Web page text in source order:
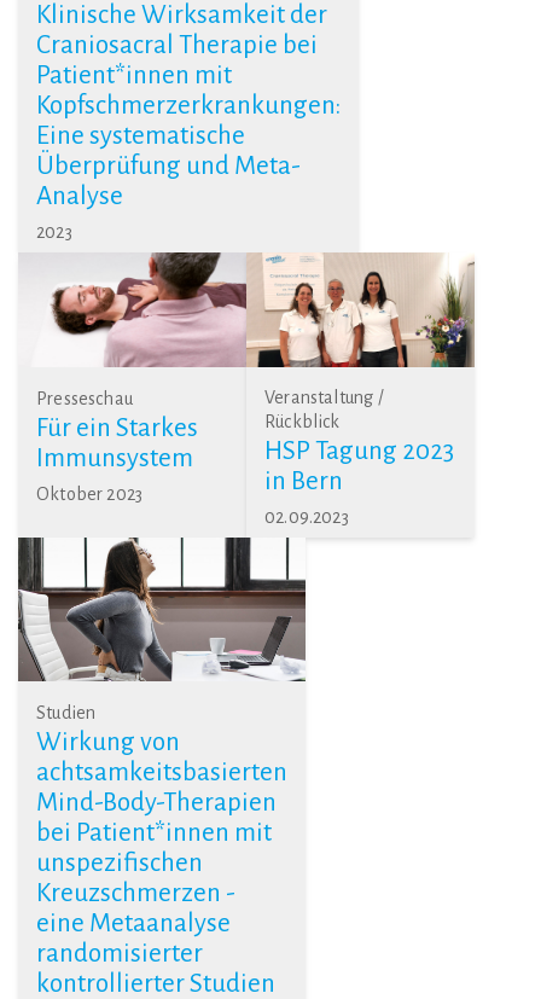
Klinische Wirksamkeit der
Craniosacral Therapie bei
Patient*innen mit
Kopfschmerzerkrankungen:
Eine systematische
Überprüfung und Meta-
Analyse
2023
Presseschau
Für ein Starkes
Immunsystem
Oktober 2023
Veranstaltung /
Rückblick
HSP Tagung 2023
in Bern
02.09.2023
Studien
Wirkung von
achtsamkeitsbasierten
Mind-Body-Therapien
bei Patient*innen mit
unspezifischen
Kreuzschmerzen -
eine Metaanalyse
randomisierter
kontrollierter Studien